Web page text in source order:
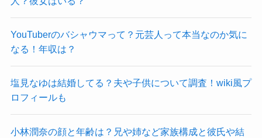
YouTuberのバシャウマって？元芸人って本当なのか気に
なる！年収は？
塩見なゆは結婚してる？夫や子供について調査！wiki風プ
ロフィールも
小林潤奈の顔と年齢は？兄や姉など家族構成と彼氏や結